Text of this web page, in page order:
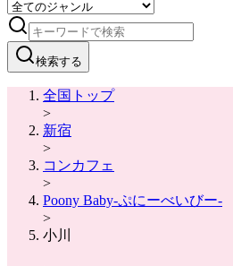
検索する
全国トップ
>
新宿
>
コンカフェ
>
Poony Baby-ぷにーべいびー-
>
小川